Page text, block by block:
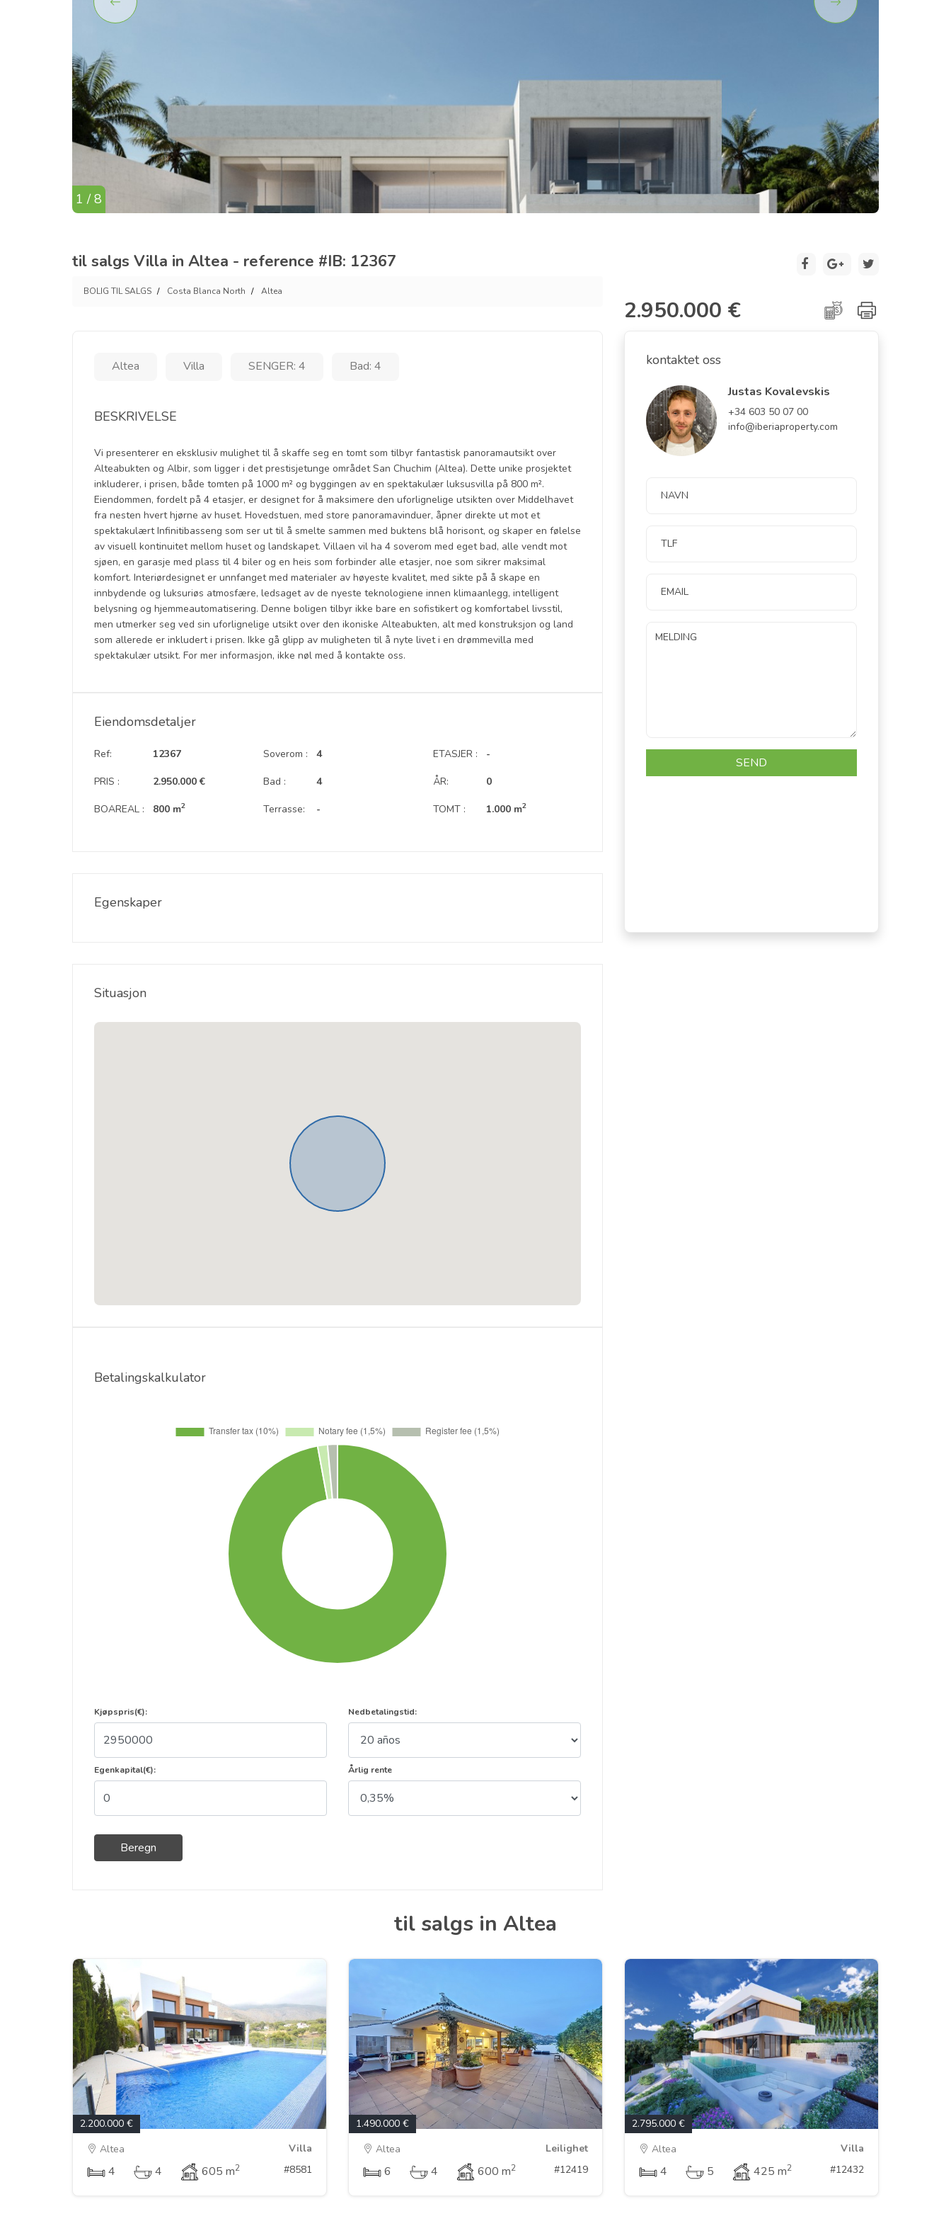
1 / 8
til salgs Villa in Altea - reference #IB: 12367
BOLIG TIL SALGS Costa Blanca North Altea
2.950.000 €
Altea Villa SENGER: 4 Bad: 4
BESKRIVELSE
Vi presenterer en eksklusiv mulighet til å skaffe seg en tomt som tilbyr fantastisk panoramautsikt over
Alteabukten og Albir, som ligger i det prestisjetunge området San Chuchim (Altea). Dette unike prosjektet
inkluderer, i prisen, både tomten på 1000 m² og byggingen av en spektakulær luksusvilla på 800 m².
Eiendommen, fordelt på 4 etasjer, er designet for å maksimere den uforlignelige utsikten over Middelhavet
fra nesten hvert hjørne av huset. Hovedstuen, med store panoramavinduer, åpner direkte ut mot et
spektakulært Infinitibasseng som ser ut til å smelte sammen med buktens blå horisont, og skaper en følelse
av visuell kontinuitet mellom huset og landskapet. Villaen vil ha 4 soverom med eget bad, alle vendt mot
sjøen, en garasje med plass til 4 biler og en heis som forbinder alle etasjer, noe som sikrer maksimal
komfort. Interiørdesignet er unnfanget med materialer av høyeste kvalitet, med sikte på å skape en
innbydende og luksuriøs atmosfære, ledsaget av de nyeste teknologiene innen klimaanlegg, intelligent
belysning og hjemmeautomatisering. Denne boligen tilbyr ikke bare en sofistikert og komfortabel livsstil,
men utmerker seg ved sin uforlignelige utsikt over den ikoniske Alteabukten, alt med konstruksjon og land
som allerede er inkludert i prisen. Ikke gå glipp av muligheten til å nyte livet i en drømmevilla med
spektakulær utsikt. For mer informasjon, ikke nøl med å kontakte oss.
Eiendomsdetaljer
Ref:
PRIS :
BOAREAL :
12367
2.950.000 €
800 m2
Soverom :
Bad :
Terrasse:
4
4
-
ETASJER :
ÅR:
TOMT :
-
0
1.000 m2
Egenskaper
Situasjon
Betalingskalkulator
Kjøpspris(€):
Egenkapital(€):
Beregn
Nedbetalingstid:
Årlig rente
kontaktet oss
Justas Kovalevskis
+34 603 50 07 00
info@iberiaproperty.com
til salgs in Altea
2.200.000 €
Altea
Villa
4 4 605 m2 #8581
1.490.000 €
Altea
Leilighet
6 4 600 m2 #12419
2.795.000 €
Altea
Villa
4 5 425 m2 #12432